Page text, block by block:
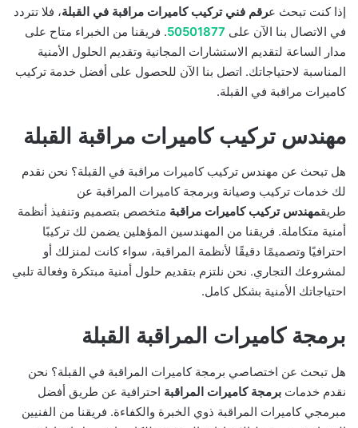
إذا كنت تبحث عرقم فني تركيب كاميرات مراقبة في القبلة، فلا تتردد
في الاتصال بنا الآن على 50501877. فريقنا من الخبراء متاح على
مدار الساعة لتقديم الاستشارات المجانية وتقديم الحلول الأمنية
المناسبة لاحتياجاتك. اتصل بنا الآن للحصول على أفضل خدمة تركيب
كاميرات مراقبة في القبلة.
مهندس تركيب كاميرات مراقبة القبلة
هل تبحث عن مهندس تركيب كاميرات مراقبة في القبلة؟ نحن نقدم
لك خدمات تركيب وصيانة وبرمجة كاميرات المراقبة عن
طريقمهندس تركيب كاميرات مراقبة متخصص بتصميم وتنفيذ أنظمة
أمنية متكاملة. فريقنا من المهندسين المؤهلين يضمن لك تركيبًا
احترافيًا وتصميمًا دقيقًا لأنظمة المراقبة، سواء كانت لمنزلك أو
لمشروعك التجاري. نحن نلتزم بتقديم حلول أمنية مبتكرة وفعالة تلبي
احتياجاتك الأمنية بشكل كامل.
برمجة كاميرات المراقبة القبلة
هل تبحث عن اختصاصي برمجة كاميرات المراقبة في القبلة؟ نحن
نقدم خدمات برمجة كاميرات المراقبة احترافية عن طريق أفضل
مبرمجي كاميرات المراقبة ذوي الخبرة والكفاءة. فريقنا من الفنيين